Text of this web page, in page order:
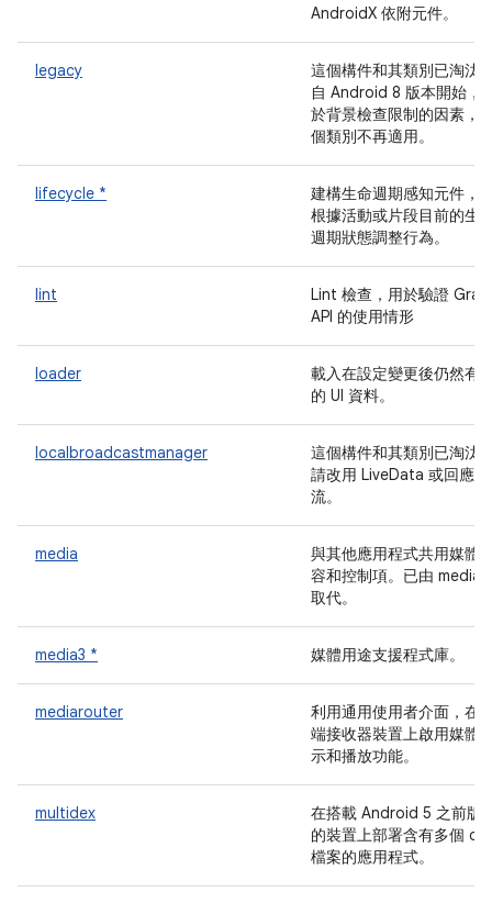
AndroidX 依附元件。
legacy
這個構件和其類別已淘汰
自 Android 8 版本開始，
於背景檢查限制的因素，
個類別不再適用。
lifecycle *
建構生命週期感知元件，
根據活動或片段目前的生
週期狀態調整行為。
lint
Lint 檢查，用於驗證
API 的使用情形
loader
載入在設定變更後仍然有
的 UI 資料。
localbroadcastmanager
這個構件和其類別已淘汰
請改用 LiveData 或回應
流。
media
與其他應用程式共用媒體
容和控制項。已由 media3
取代。
media3 * 媒體用途支援程式庫。
mediarouter
利用通用使用者介面，在
端接收器裝置上啟用媒體
示和播放功能。
multidex
在搭載 Android 5 之前版
的裝置上部署含有多個
檔案的應用程式。